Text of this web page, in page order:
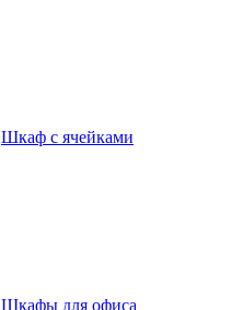
Шкаф с ячейками
Шкафы для офиса